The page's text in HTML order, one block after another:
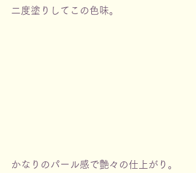
二度塗りしてこの色味。
かなりのパール感で艶々の仕上がり。